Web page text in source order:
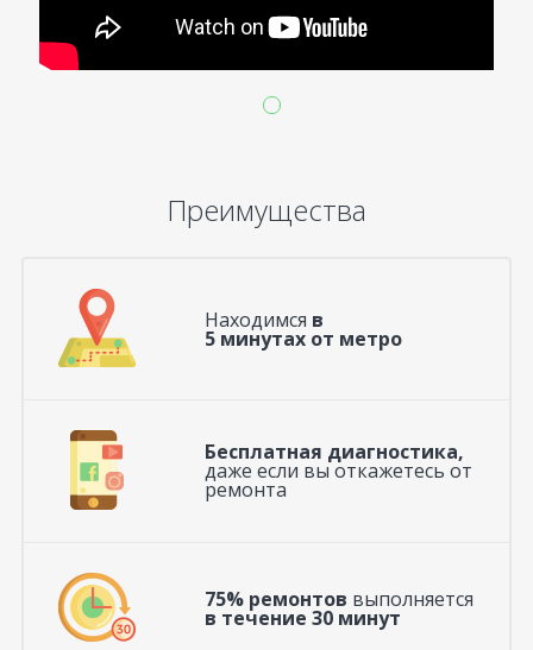
Преимущества
Находимся в
5 минутах от метро
Бесплатная диагностика,
даже если вы откажетесь от
ремонта
75% ремонтов выполняется
в течение 30 минут